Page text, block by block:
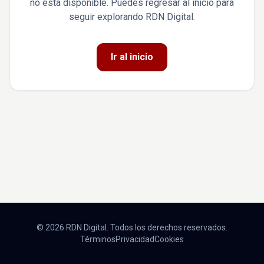
no está disponible. Puedes regresar al inicio para
seguir explorando RDN Digital.
Ir al inicio
© 2026 RDN Digital. Todos los derechos reservados.
TérminosPrivacidadCookies